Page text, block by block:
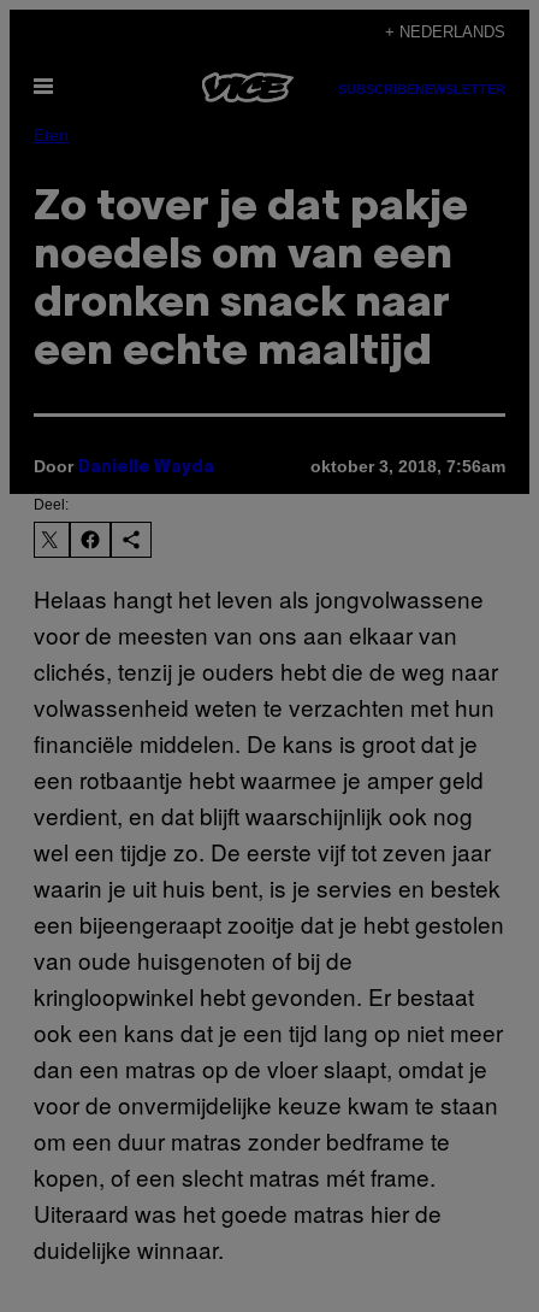
de
inhoud
+ NEDERLANDS
Open
SUBSCRIBENEWSLETTER
Eten
Zo tover je dat pakje
noedels om van een
dronken snack naar
een echte maaltijd
Door Danielle Wayda oktober 3, 2018, 7:56am
Deel:
Helaas hangt het leven als jongvolwassene
voor de meesten van ons aan elkaar van
clichés, tenzij je ouders hebt die de weg naar
volwassenheid weten te verzachten met hun
financiële middelen. De kans is groot dat je
een rotbaantje hebt waarmee je amper geld
verdient, en dat blijft waarschijnlijk ook nog
wel een tijdje zo. De eerste vijf tot zeven jaar
waarin je uit huis bent, is je servies en bestek
een bijeengeraapt zooitje dat je hebt gestolen
van oude huisgenoten of bij de
kringloopwinkel hebt gevonden. Er bestaat
ook een kans dat je een tijd lang op niet meer
dan een matras op de vloer slaapt, omdat je
voor de onvermijdelijke keuze kwam te staan
om een duur matras zonder bedframe te
kopen, of een slecht matras mét frame.
Uiteraard was het goede matras hier de
duidelijke winnaar.